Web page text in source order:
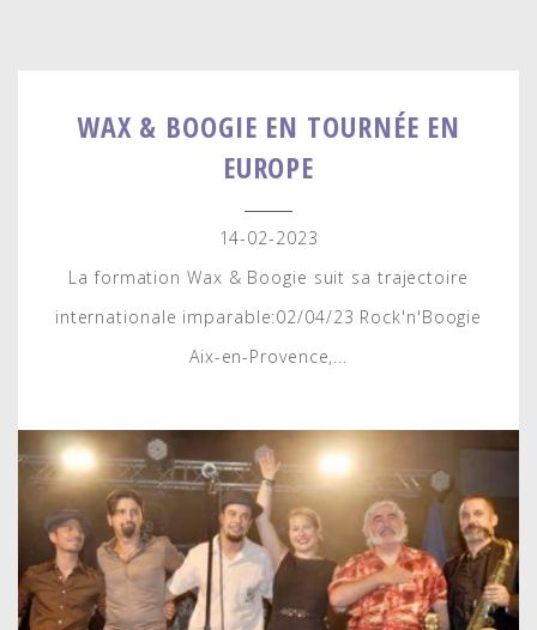
WAX & BOOGIE EN TOURNÉE EN
EUROPE
14-02-2023
La formation Wax & Boogie suit sa trajectoire
internationale imparable:02/04/23 Rock'n'Boogie
Aix-en-Provence,...